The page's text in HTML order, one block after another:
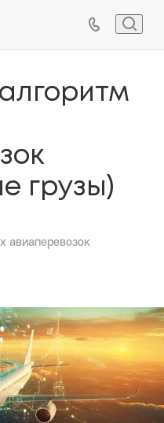
грузы)
авиаперевозок